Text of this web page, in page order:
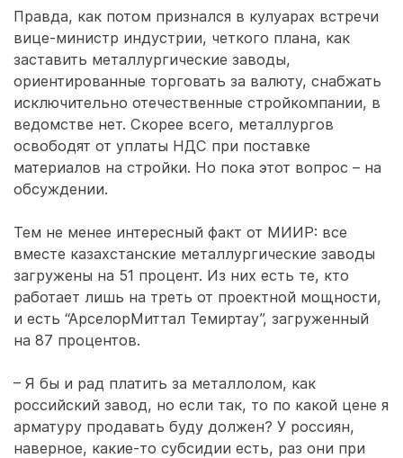
Правда, как потом признался в кулуарах встречи
вице-министр индустрии, четкого плана, как
заставить металлургические заводы,
ориентированные торговать за валюту, снабжать
исключительно отечественные стройкомпании, в
ведомстве нет. Скорее всего, металлургов
освободят от уплаты НДС при поставке
материалов на стройки. Но пока этот вопрос – на
обсуждении.
Тем не менее интересный факт от МИИР: все
вместе казахстанские металлургические заводы
загружены на 51 процент. Из них есть те, кто
работает лишь на треть от проектной мощности,
и есть “АрселорМиттал Темиртау”, загруженный
на 87 процентов.
– Я бы и рад платить за металлолом, как
российский завод, но если так, то по какой цене я
арматуру продавать буду должен? У россиян,
наверное, какие-то субсидии есть, раз они при